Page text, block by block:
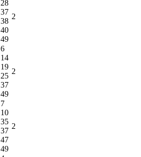
28
37
38
40
49
2
6
14
19
25
37
49
2
7
10
35
37
47
49
2